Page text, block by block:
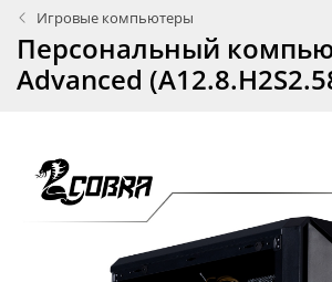
Игровые компьютеры
Персональный
Advanced